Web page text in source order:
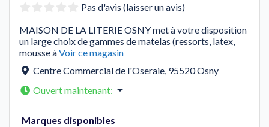
Pas d'avis (laisser un avis)
MAISON DE LA LITERIE OSNY met à votre disposition
un large choix de gammes de matelas (ressorts, latex,
mousse àVoir ce magasin
Centre Commercial de l'Oseraie, 95520Osny
Ouvert maintenant:
Marques disponibles